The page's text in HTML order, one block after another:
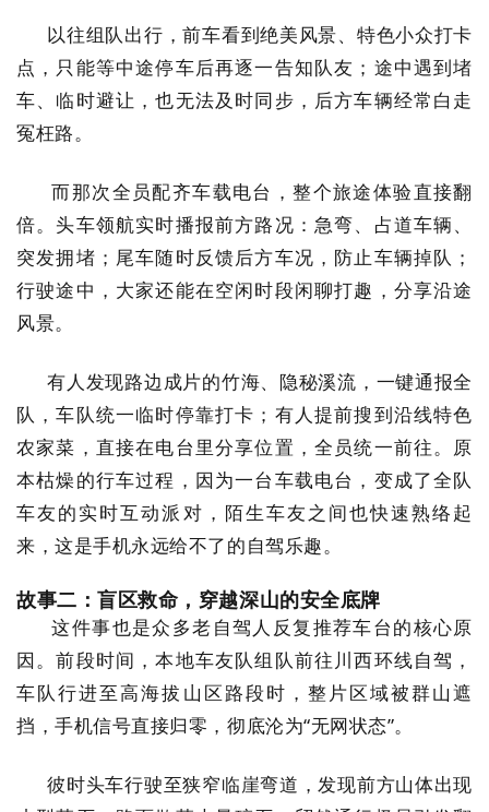
以往组队出行，前车看到绝美风景、特色小众打卡
点，只能等中途停车后再逐一告知队友；途中遇到堵
车、临时避让，也无法及时同步，后方车辆经常白走
冤枉路。
而那次全员配齐车载电台，整个旅途体验直接翻
倍。头车领航实时播报前方路况：急弯、占道车辆、
突发拥堵；尾车随时反馈后方车况，防止车辆掉队；
行驶途中，大家还能在空闲时段闲聊打趣，分享沿途
风景。
有人发现路边成片的竹海、隐秘溪流，一键通报全
队，车队统一临时停靠打卡；有人提前搜到沿线特色
农家菜，直接在电台里分享位置，全员统一前往。原
本枯燥的行车过程，因为一台车载电台，变成了全队
车友的实时互动派对，陌生车友之间也快速熟络起
来，这是手机永远给不了的自驾乐趣。
故事二：盲区救命，穿越深山的安全底牌
这件事也是众多老自驾人反复推荐车台的核心原
因。前段时间，本地车友队组队前往川西环线自驾，
车队行进至高海拔山区路段时，整片区域被群山遮
挡，手机信号直接归零，彻底沦为“无网状态”。
彼时头车行驶至狭窄临崖弯道，发现前方山体出现